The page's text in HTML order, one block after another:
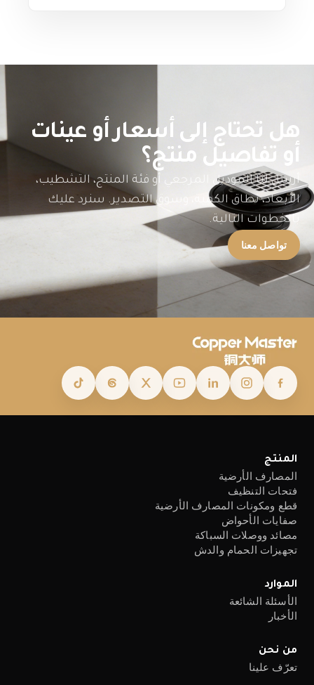
هل تحتاج إلى أسعار أو عينات
أو تفاصيل منتج؟
أرسل لنا الموديل المرجعي أو فئة المنتج، التشطيب،
الأبعاد، نطاق الكمية، وسوق التصدير. سنرد عليك
بالخطوات التالية.
تواصل معنا
المنتج
المصارف الأرضية
فتحات التنظيف
قطع ومكونات المصارف الأرضية
صفايات الأحواض
مصائد ووصلات السباكة
تجهيزات الحمام والدش
الموارد
الأسئلة الشائعة
الأخبار
من نحن
تعرّف علينا